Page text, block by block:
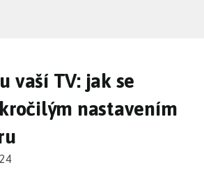
vaší TV: jak se
nastavením